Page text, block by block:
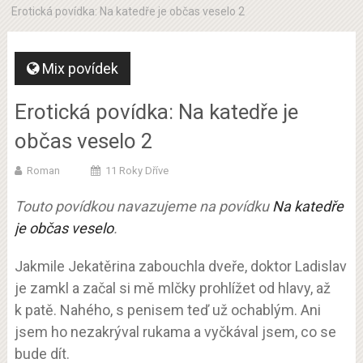
Erotická povídka: Na katedře je občas veselo 2
Mix povídek
Erotická povídka: Na katedře je
občas veselo 2
Roman 11 Roky Dříve
Touto povídkou navazujeme na povídkuNa katedře
je občas veselo.
Jakmile Jekatěrina zabouchla dveře, doktor Ladislav
je zamkl a začal si mě mlčky prohlížet od hlavy, až
k patě. Nahého, s penisem teď už ochablým. Ani
jsem ho nezakrýval rukama a vyčkával jsem, co se
bude dít.